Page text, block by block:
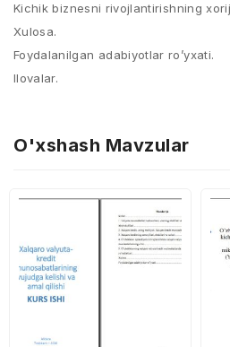
Kichik biznesni rivojlantirishning
Xulosa.
Foydalanilgan adabiyotlar ro’yxati.
Ilovalar.
O'xshash Mavzular